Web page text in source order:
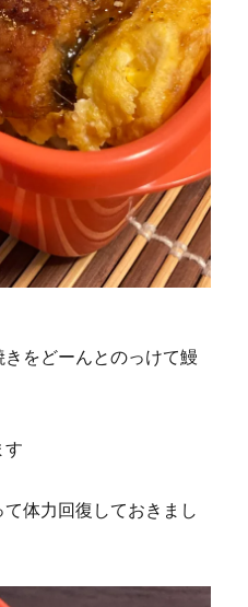
をどーんとのっけて鰻
す
体力回復しておきまし